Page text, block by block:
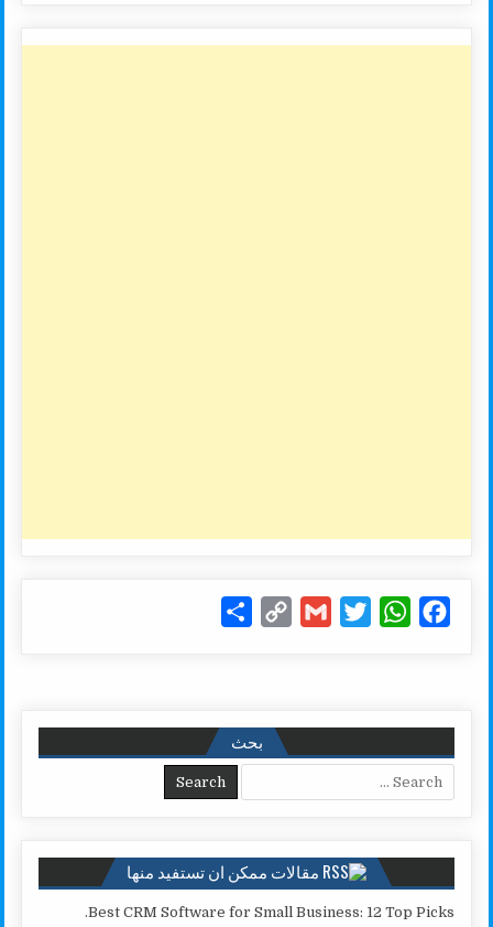
o
o
W
A
p
e
r
G
i
n
e
بحث
Search for:
مقالات ممكن ان تستفيد منها
Best CRM Software for Small Business: 12 Top Picks.